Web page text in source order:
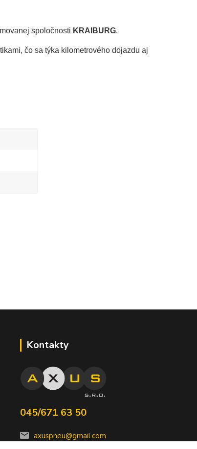
spoločnosti KRAIBURG.
čo sa týka kilometrového dojazdu aj
Kontakty
045/671 63 50
axuspneu@gmail.com